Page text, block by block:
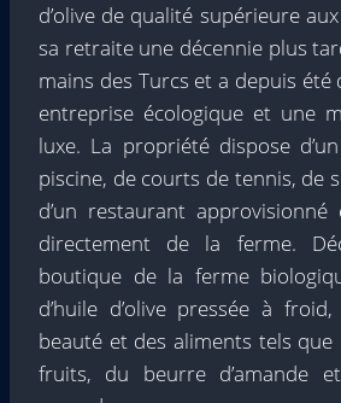
d’olive de qualité supérieure
sa retraite une décennie plus
mains des Turcs et a depuis été
entreprise écologique et une
luxe. La propriété dispose
piscine, de courts de tennis, de
d’un restaurant
directement de la ferme.
boutique de la ferme
d’huile d’olive pressée à
beauté et des aliments tels
fruits, du beurre d’amande